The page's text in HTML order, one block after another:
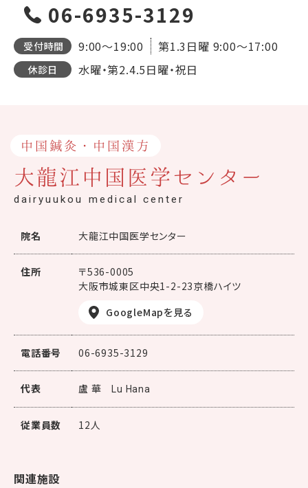
06-6935-3129
受付時間 9:00～19:00 第1.3日曜 9:00～17:00
休診日 水曜・第2.4.5日曜・祝日
中国鍼灸・中国漢方
大龍江中国医学センター
dairyuukou medical center
院名 大龍江中国医学センター
住所
〒536-0005
大阪市城東区中央1-2-23京橋ハイツ
GoogleMapを見る
電話番号 06-6935-3129
代表 盧 華Lu Hana
従業員数 12人
関連施設